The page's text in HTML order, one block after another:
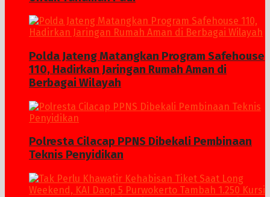
Polda Jateng Matangkan Program Safehouse
110, Hadirkan Jaringan Rumah Aman di
Berbagai Wilayah
Polresta Cilacap PPNS Dibekali Pembinaan
Teknis Penyidikan